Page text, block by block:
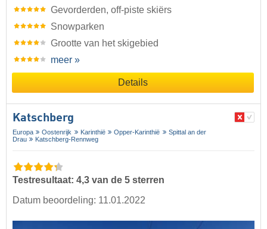
Gevorderden, off-piste skiërs
Snowparken
Grootte van het skigebied
meer »
Details
Katschberg
Europa Oostenrijk Karinthië Opper-Karinthië
Spittal an der
Drau
Katschberg-Rennweg
Testresultaat: 4,3 van de 5 sterren
Datum beoordeling: 11.01.2022